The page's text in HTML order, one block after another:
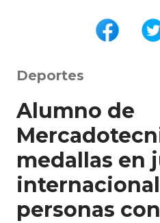
Deportes
Alumno de
medallas en
personas